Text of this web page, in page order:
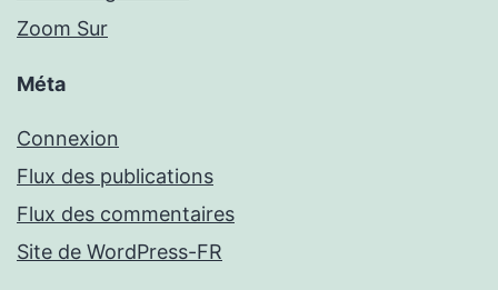
Zoom Sur
Méta
Connexion
Flux des publications
Flux des commentaires
Site de WordPress-FR